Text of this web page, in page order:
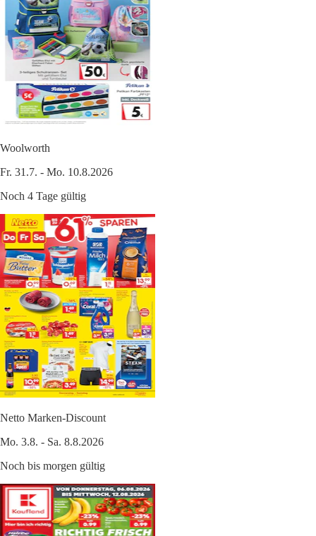
Woolworth
Fr. 31.7. - Mo. 10.8.2026
Noch 4 Tage gültig
Netto Marken-Discount
Mo. 3.8. - Sa. 8.8.2026
Noch bis morgen gültig